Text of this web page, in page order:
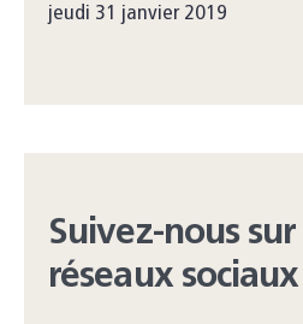
jeudi 31 janvier 2019
Suivez-nous sur
réseaux sociaux